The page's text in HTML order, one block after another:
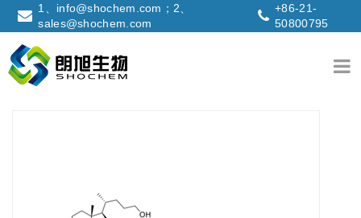
1、info@shochem.com；2、
sales@shochem.com
+86-21-
50800795